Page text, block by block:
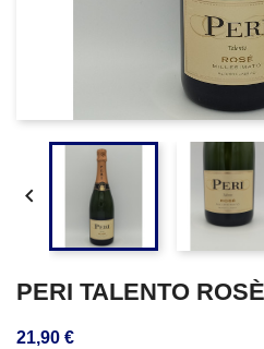

PERI TALENTO
21,90 €